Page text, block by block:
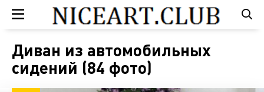
Диван из автомобильных
сидений (84 фото)